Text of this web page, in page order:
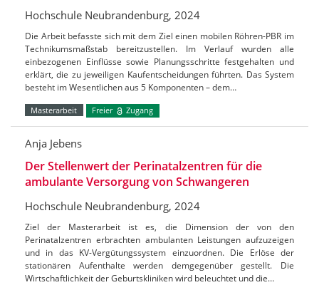
Hochschule Neubrandenburg, 2024
Die Arbeit befasste sich mit dem Ziel einen mobilen Röhren-PBR im
Technikumsmaßstab bereitzustellen. Im Verlauf wurden alle
einbezogenen Einflüsse sowie Planungsschritte festgehalten und
erklärt, die zu jeweiligen Kaufentscheidungen führten. Das System
besteht im Wesentlichen aus 5 Komponenten – dem…
Masterarbeit Freier Zugang
Anja Jebens
Der Stellenwert der Perinatalzentren für die
ambulante Versorgung von Schwangeren
Hochschule Neubrandenburg, 2024
Ziel der Masterarbeit ist es, die Dimension der von den
Perinatalzentren erbrachten ambulanten Leistungen aufzuzeigen
und in das KV-Vergütungssystem einzuordnen. Die Erlöse der
stationären Aufenthalte werden demgegenüber gestellt. Die
Wirtschaftlichkeit der Geburtskliniken wird beleuchtet und die…